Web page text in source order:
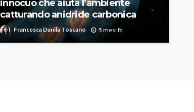
innocuo che aiuta l’ambiente
catturando anidride carbonica
Francesca Danila Toscano 5 mesi fa